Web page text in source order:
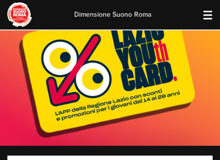
content
Dimensione Suono Roma